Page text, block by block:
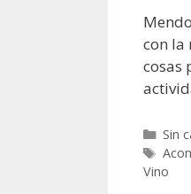
con la
cosas
Sin
Vino